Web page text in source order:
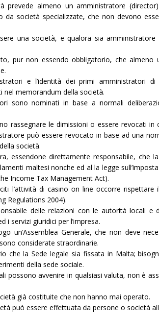
prevede almeno un amministratore
da società specializzate, che non devono
una società, e qualora sia
pur non essendo obbligatorio, che
e l’identità dei primi amministratori
nel memorandum della società.
sono nominati in base a normali
rassegnare le dimissioni o essere revocati
può essere revocato in base ad una
società.
essendone direttamente responsabile, che
maltesi nonche ed al la legge
Income Tax Management Act).
l’attività di casino on line occorre
Regulations 2004).
delle relazioni con le autorità locali e
i servizi giuridici per l’impresa.
un’Assemblea Generale, che non deve
considerate straordinarie.
che la Sede legale sia fissata in Malta;
della sede sociale.
possono avvenire in qualsiasi valuta, non è
già costituite che non hanno mai operato.
può essere effettuata da persone o società